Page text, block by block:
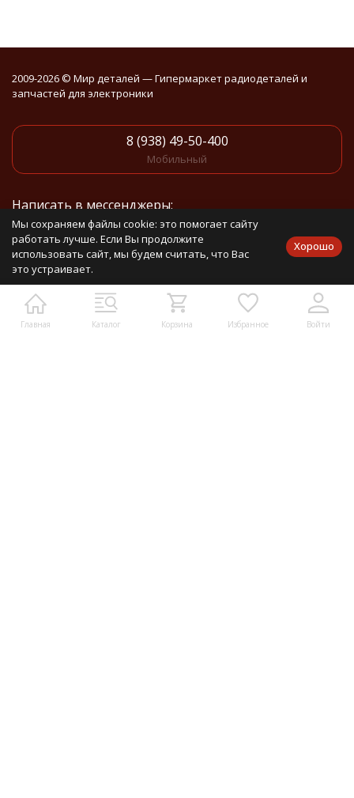
Главная Каталог Корзина Избранное Войти
2009-2026 © Мир деталей — Гипермаркет радиодеталей и
запчастей для электроники
8 (938) 49-50-400
Мобильный
Написать в мессенджеры:
Написать в Telegram
Контакты:
Мы сохраняем файлы cookie: это помогает сайту
работать лучше. Если Вы продолжите
использовать сайт, мы будем считать, что Вас
это устраивает.
Хорошо